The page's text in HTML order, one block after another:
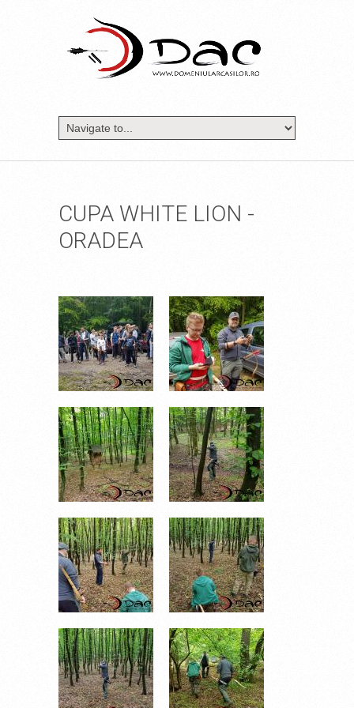
CUPA WHITE LION -
ORADEA
20170513_105259.JPG20170513_105704.JPG
20170513_112214.JPG20170513_112429.JPG
20170513_113919.JPG20170513_113938.JPG
20170513_114034.JPG20170513_115740.JPG